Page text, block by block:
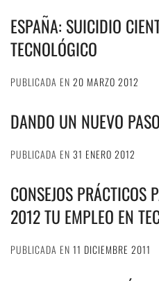
ESPAÑA: SUICIDIO
TECNOLÓGICO
PUBLICADA EN 20 MARZO 2012
DANDO UN NUEVO PASO
PUBLICADA EN 31 ENERO 2012
CONSEJOS PRÁCTICOS
2012 TU EMPLEO EN
PUBLICADA EN 11 DICIEMBRE 2011